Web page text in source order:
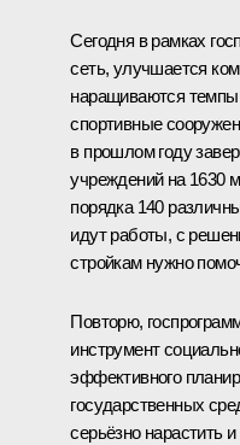
Сегодня в рамках
сеть, улучшается
наращиваются темпы
спортивные
в прошлом году
учреждений на 1630
порядка 140
идут работы, с
стройкам нужно
Повторю,
инструмент
эффективного
государственных
серьёзно нарастить